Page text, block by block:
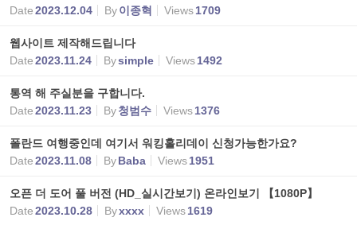
Date2023.12.04 By이종혁 Views1709
웹사이트 제작해드립니다
Date2023.11.24 Bysimple Views1492
통역 해 주실분을 구합니다.
Date2023.11.23 By청범수 Views1376
폴란드 여행중인데 여기서 워킹홀리데이 신청가능한가요?
Date2023.11.08 ByBaba Views1951
오픈 더 도어 풀 버전 (HD_실시간보기) 온라인보기 【1080P】
Date2023.10.28 Byxxxx Views1619